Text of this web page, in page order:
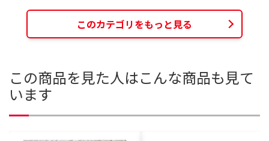
このカテゴリをもっと見る
この商品を見た人はこんな商品も見て
います